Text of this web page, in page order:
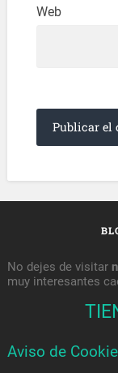
Web
No dejes de visitar
muy interesantes
Aviso de